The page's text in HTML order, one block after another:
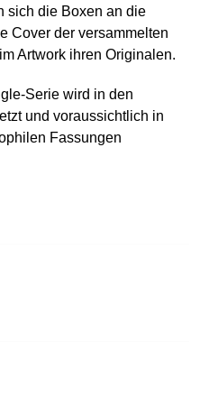
sich die Boxen an die
Cover der versammelten
Artwork ihren Originalen.
Serie wird in den
und voraussichtlich in
Fassungen